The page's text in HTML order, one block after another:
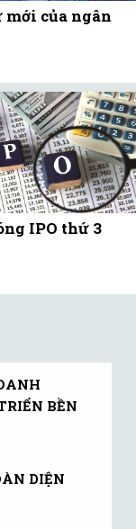
mới của ngân
IPO thứ 3
BỀN
DIỆN